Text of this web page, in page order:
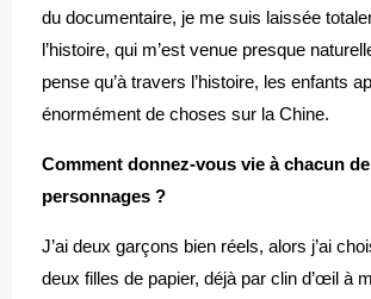
du documentaire, je me suis laissée
l’histoire, qui m’est venue presque
pense qu’à travers l’histoire, les enfants
énormément de choses sur la Chine.
Comment donnez-vous vie à chacun
personnages ?
J’ai deux garçons bien réels, alors j’ai
deux filles de papier, déjà par clin d’œil à